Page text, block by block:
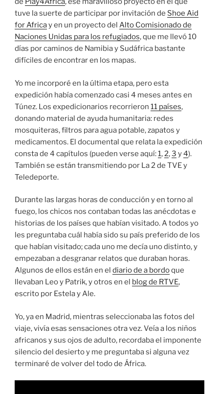
tuve la suerte de participar por invitación de Shoe Aid
for Africay en un proyecto del Alto Comisionado de
Naciones Unidas para los refugiados, que me llevó 10
días por caminos de Namibia y Sudáfrica bastante
difíciles de encontrar en los mapas.
Yo me incorporé en la última etapa, pero esta
expedición había comenzado casi 4 meses antes en
Túnez. Los expedicionarios recorrieron 11 países,
donando material de ayuda humanitaria: redes
mosquiteras, filtros para agua potable, zapatos y
medicamentos. El documental que relata la expedición
consta de 4 capítulos (pueden verse aquí:1,2,3 y4).
También se están transmitiendo por La 2 de TVE y
Teledeporte.
Durante las largas horas de conducción y en torno al
fuego, los chicos nos contaban todas las anécdotas e
historias de los países que habían visitado. A todos yo
les preguntaba cuál había sido su país preferido de los
que habían visitado; cada uno me decía uno distinto, y
empezaban a desgranar relatos que duraban horas.
Algunos de ellos están en el diario de a bordoque
llevaban Leo y Patrik, y otros en el blog de RTVE,
escrito por Estela y Ale.
Yo, ya en Madrid, mientras seleccionaba las fotos del
viaje, vivía esas sensaciones otra vez. Veía a los niños
africanos y sus ojos de adulto, recordaba el imponente
silencio del desierto y me preguntaba si alguna vez
terminaré de volver del todo de África.